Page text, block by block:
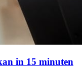
in 15 minuten